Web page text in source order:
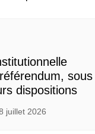
sous
dispositions
juillet 2026